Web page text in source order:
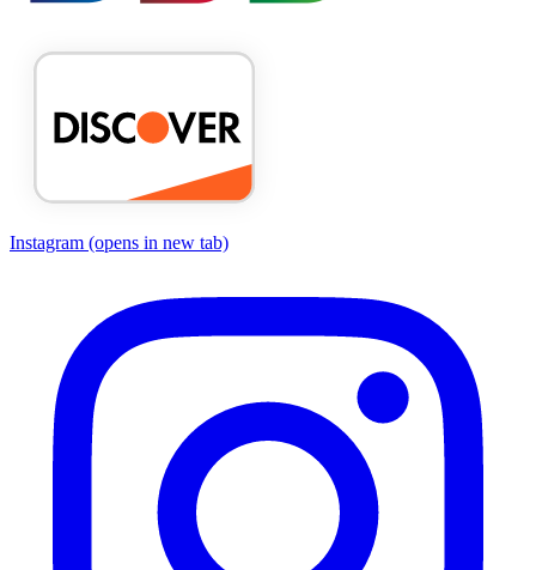
Instagram (opens in new tab)